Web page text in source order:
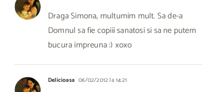
Draga Simona, multumim mult. Sa de-a
Domnul sa fie copiii sanatosi si sa ne putem
bucura impreuna :) xoxo
Delicioasa 06/02/2012 la 14:21